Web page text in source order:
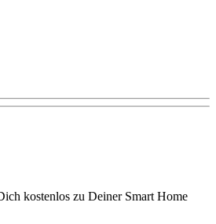
kostenlos zu Deiner Smart Home